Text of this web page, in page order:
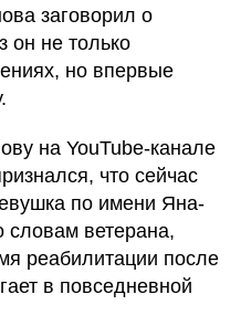
заговорил о
он не только
но впервые
на YouTube-канале
что сейчас
по имени Яна-
словам ветерана,
реабилитации после
в повседневной